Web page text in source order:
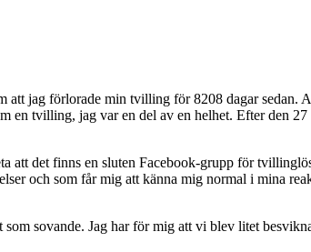
att jag förlorade min tvilling för 8208 dagar sedan.
en tvilling, jag var en del av en helhet. Efter den
att det finns en sluten Facebook-grupp för
och som får mig att känna mig normal i mina
sovande. Jag har för mig att vi blev litet